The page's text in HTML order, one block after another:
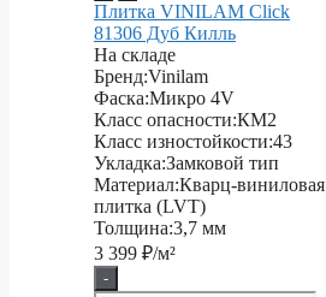
Плитка VINILAM Click
81306 Дуб Килль
На складе
Бренд:Vinilam
Фаска:Микро 4V
Класс опасности:КМ2
Класс изностойкости:43
Укладка:Замковой тип
Материал:Кварц-виниловая
плитка (LVT)
Толщина:3,7 мм
3 399 ₽/м²
-